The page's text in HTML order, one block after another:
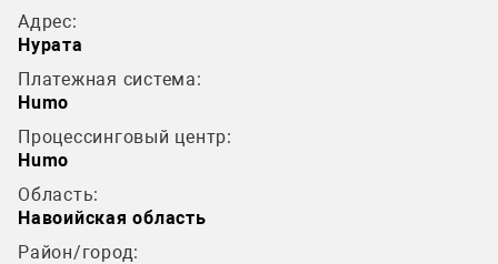
Адрес:
Нурата
Платежная система:
Humo
Процессинговый центр:
Humo
Область:
Навоийская область
Район/город: